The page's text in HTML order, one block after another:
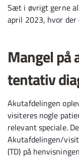
Sæt i øvrigt gerne
april 2023, hvor der
Mangel på
tentativ
Akutafdelingen
visiteres nogle
relevant speciale.
Akutafdelingen/
(TD) på